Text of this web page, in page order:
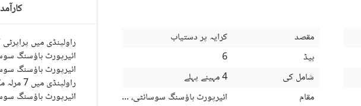
مقصد
کرایہ پر دستیاب
بیڈ
6
شامل کی
4 مہینے پہلے
مقام
ائیرپورٹ ہاؤسنگ سوسائٹی، راولپنڈی، پنجاب
راولپنڈی میں
راولپنڈی میں 7 مرلہ مکانات کرایہ پر دستیاب